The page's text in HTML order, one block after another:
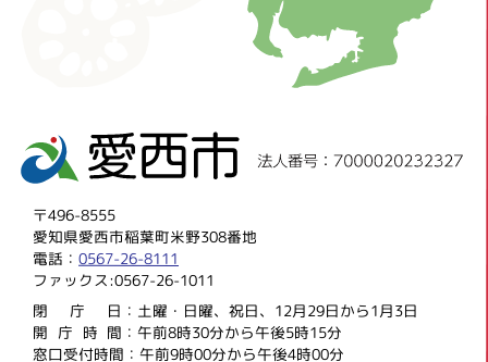
〒496-8555
愛知県愛西市稲葉町米野308番地
電話：0567-26-8111
ファックス:0567-26-1011
閉庁 日：土曜・日曜、祝日、12月29日から1月3日
開庁時 間：午前8時30分から午後5時15分
窓口受付時間：午前9時00分から午後4時00分